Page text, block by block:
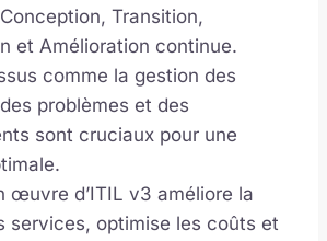
Transition,
et Amélioration continue.
comme la gestion des
problèmes et des
sont cruciaux pour une
œuvre d’ITIL v3 améliore la
services, optimise les coûts et